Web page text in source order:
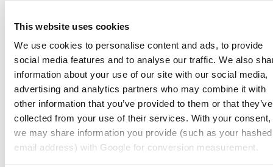
This website uses cookies
We use cookies to personalise content and ads, to provide
social media features and to analyse our traffic. We also
information about your use of our site with our social media,
advertising and analytics partners who may combine it with
other information that you’ve provided to them or that they’ve
collected from your use of their services. With your consent,
we may share information you provide (such as your hashed
email address) with Google for conversion measurement.
Från 10 999 kr
Online: I lager